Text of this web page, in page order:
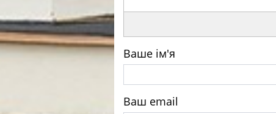
Ваше ім'я
Ваш email